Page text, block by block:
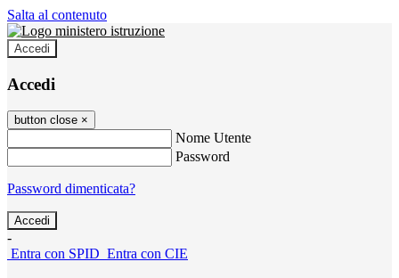
Salta al contenuto
Accedi
Accedi
button close ×
Nome Utente
Password
Password dimenticata?
-
Entra con SPID Entra con CIE